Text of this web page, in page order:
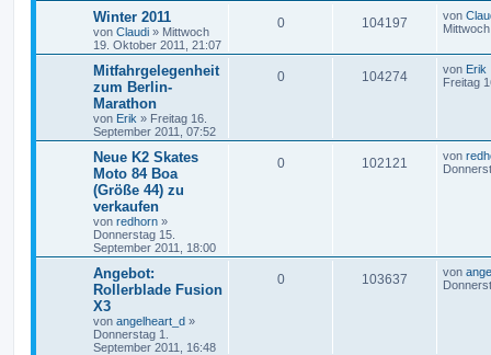
Winter 2011
von Claudi » Mittwoch
19. Oktober 2011, 21:07
0 104197 von
Mitfahrgelegenheit
zum Berlin-
Marathon
von Erik » Freitag 16.
September 2011, 07:52
0 104274 von Erik
Freitag
Neue K2 Skates
Moto 84 Boa
(Größe 44) zu
verkaufen
von redhorn »
Donnerstag 15.
September 2011, 18:00
0 102121 von
Angebot:
Rollerblade Fusion
X3
von angelheart_d »
Donnerstag 1.
September 2011, 16:48
0 103637 von